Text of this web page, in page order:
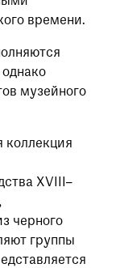
времени.
музейного
коллекция
XVIII–
черного
группы